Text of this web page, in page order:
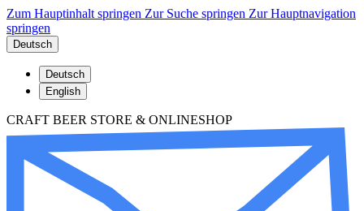
Zum Hauptinhalt springen Zur Suche springen Zur Hauptnavigation
springen
Deutsch
Deutsch
English
CRAFT BEER STORE & ONLINESHOP